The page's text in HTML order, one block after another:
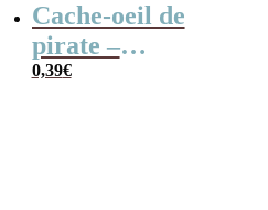
Cache-oeil de
pirate –
Anniversaire
0,39€